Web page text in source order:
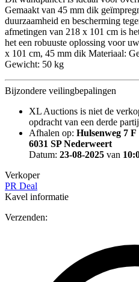
Gemaakt van 45 mm dik
duurzaamheid en bescherming
afmetingen van 218 x 101 cm is
het een robuuste oplossing voor
x 101 cm, 45 mm dik Materiaal:
Gewicht: 50 kg
Bijzondere veilingbepalingen
XL Auctions is niet de
opdracht van een derde
Afhalen op: Hulsenweg 7 F
6031 SP Nederweert
Datum: 23-08-2025 van
Verkoper
PR Deal
Kavel informatie
Verzenden: